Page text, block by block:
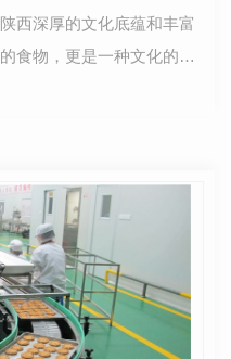
西深厚的文化底蕴和丰富
食物，更是一种文化的延
经过岁月的洗礼和传…